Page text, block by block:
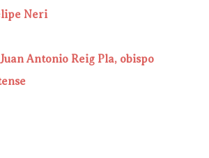
Neri
Antonio Reig Pla, obispo